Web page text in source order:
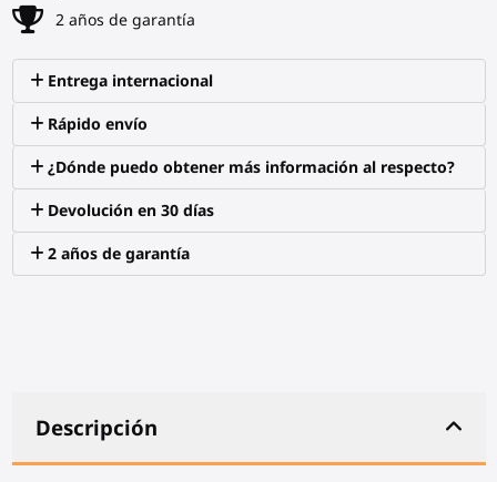
2 años de garantía
Entrega internacional
Rápido envío
¿Dónde puedo obtener más información al respecto?
Devolución en 30 días
2 años de garantía
Descripción